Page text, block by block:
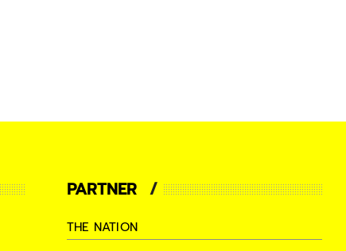
PARTNER
THE NATION